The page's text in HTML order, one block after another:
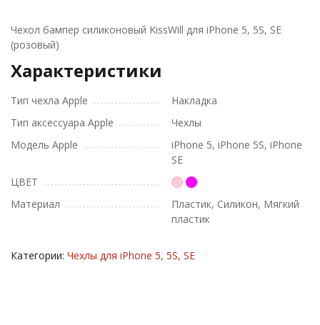
Чехол бампер силиконовый KissWill для iPhone 5, 5S, SE
(розовый)
Характеристики
Тип чехла Apple
Накладка
Тип аксессуара Apple
Чехлы
Модель Apple
iPhone 5, iPhone 5S, iPhone
SE
ЦВЕТ
Материал
Пластик, Силикон, Мягкий
пластик
Категории: Чехлы для iPhone 5, 5S, SE